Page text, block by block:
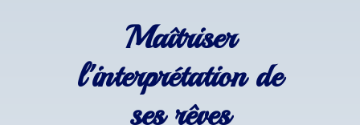
Maîtriser
l'interprétation de
ses rêves